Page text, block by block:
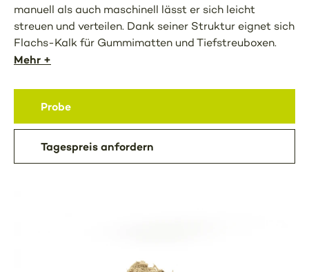
manuell als auch maschinell lässt er sich leicht
streuen und verteilen. Dank seiner Struktur eignet sich
Flachs-Kalk für Gummimatten und Tiefstreuboxen.
Mehr +
Probe
Tagespreis anfordern